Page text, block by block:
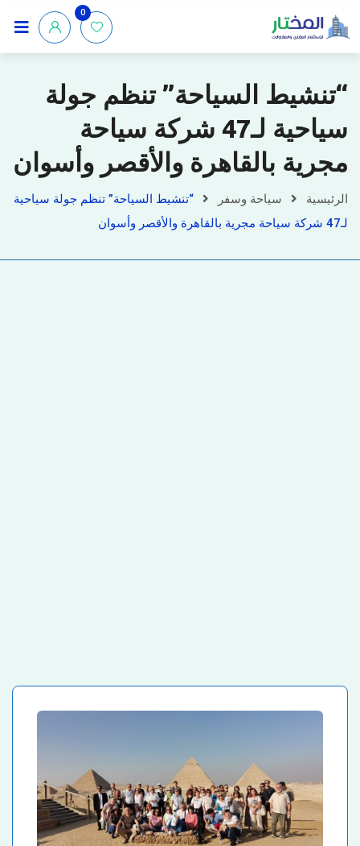
0
“تنشيط السياحة” تنظم جولة
سياحية لـ47 شركة سياحة
مجرية بالقاهرة والأقصر وأسوان
الرئيسية سياحة وسفر
“تنشيط السياحة” تنظم جولة سياحية
لـ47 شركة سياحة مجرية بالقاهرة والأقصر وأسوان